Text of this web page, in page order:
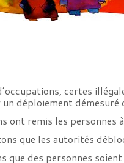
certes
un déploiement
ont remis les personnes
que les autorités
que des personnes